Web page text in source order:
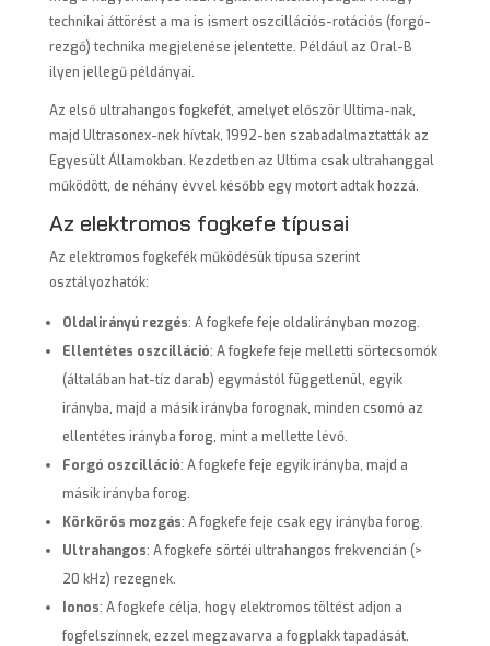
technikai áttörést a ma is ismert oszcillációs-rotációs (forgó-
rezgő) technika megjelenése jelentette. Például az Oral-B
ilyen jellegű példányai.
Az első ultrahangos fogkefét, amelyet először Ultima-nak,
majd Ultrasonex-nek hívtak, 1992-ben szabadalmaztatták az
Egyesült Államokban. Kezdetben az Ultima csak ultrahanggal
működött, de néhány évvel később egy motort adtak hozzá.
Az elektromos fogkefe típusai
Az elektromos fogkefék működésük típusa szerint
osztályozhatók:
Oldalirányú rezgés: A fogkefe feje oldalirányban mozog.
Ellentétes oszcilláció: A fogkefe feje melletti sörtecsomók
(általában hat-tíz darab) egymástól függetlenül, egyik
irányba, majd a másik irányba forognak, minden csomó az
ellentétes irányba forog, mint a mellette lévő.
Forgó oszcilláció: A fogkefe feje egyik irányba, majd a
másik irányba forog.
Körkörös mozgás: A fogkefe feje csak egy irányba forog.
Ultrahangos: A fogkefe sörtéi ultrahangos frekvencián (>
20 kHz) rezegnek.
Ionos: A fogkefe célja, hogy elektromos töltést adjon a
fogfelszínnek, ezzel megzavarva a fogplakk tapadását.